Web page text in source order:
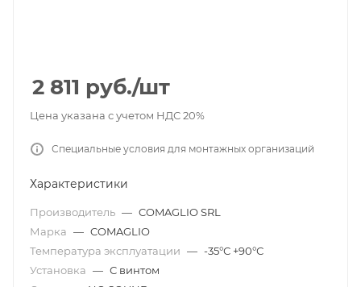
2 811 руб./шт
Цена указана с учетом НДС 20%
Специальные условия для монтажных организаций
Характеристики
Производитель — COMAGLIO SRL
Марка — COMAGLIO
Температура эксплуатации — -35°С +90°С
Установка — С винтом